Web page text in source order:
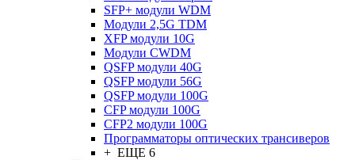
SFP+ модули WDM
Модули 2,5G TDM
XFP модули 10G
Модули CWDM
QSFP модули 40G
QSFP модули 56G
QSFP модули 100G
CFP модули 100G
CFP2 модули 100G
Программаторы оптических трансиверов
+ ЕЩЕ 6